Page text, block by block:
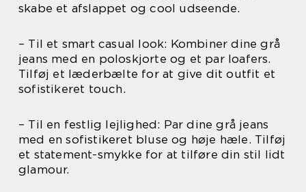
skabe et afslappet og cool udseende.
– Til et smart casual look: Kombiner dine grå
jeans med en poloskjorte og et par loafers.
Tilføj et læderbælte for at give dit outfit et
sofistikeret touch.
– Til en festlig lejlighed: Par dine grå jeans
med en sofistikeret bluse og høje hæle. Tilføj
et statement-smykke for at tilføre din stil lidt
glamour.